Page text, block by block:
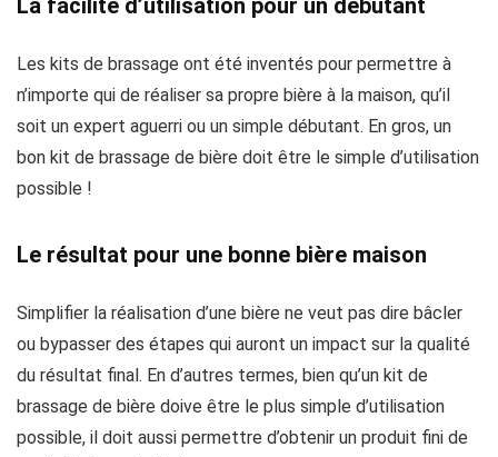
La facilité d’utilisation pour un débutant
Les kits de brassage ont été inventés pour permettre à
n’importe qui de réaliser sa propre bière à la maison, qu’il
soit un expert aguerri ou un simple débutant. En gros, un
bon kit de brassage de bière doit être le simple d’utilisation
possible !
Le résultat pour une bonne bière maison
Simplifier la réalisation d’une bière ne veut pas dire bâcler
ou bypasser des étapes qui auront un impact sur la qualité
du résultat final. En d’autres termes, bien qu’un kit de
brassage de bière doive être le plus simple d’utilisation
possible, il doit aussi permettre d’obtenir un produit fini de